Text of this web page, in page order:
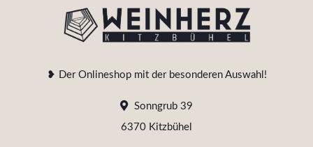
❥ Der Onlineshop mit der besonderen Auswahl!
Sonngrub 39
6370 Kitzbühel